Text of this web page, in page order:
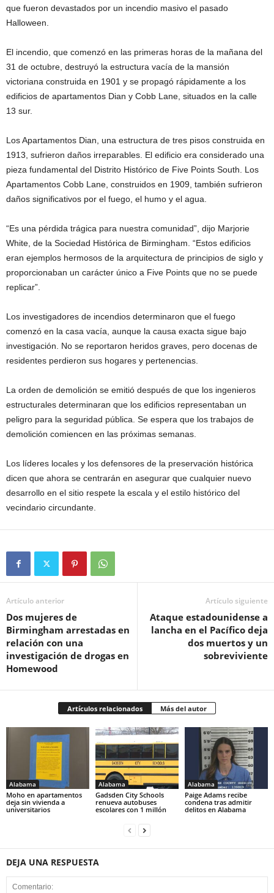
que fueron devastados por un incendio masivo el pasado
Halloween.
El incendio, que comenzó en las primeras horas de la mañana del
31 de octubre, destruyó la estructura vacía de la mansión
victoriana construida en 1901 y se propagó rápidamente a los
edificios de apartamentos Dian y Cobb Lane, situados en la calle
13 sur.
Los Apartamentos Dian, una estructura de tres pisos construida en
1913, sufrieron daños irreparables. El edificio era considerado una
pieza fundamental del Distrito Histórico de Five Points South. Los
Apartamentos Cobb Lane, construidos en 1909, también sufrieron
daños significativos por el fuego, el humo y el agua.
“Es una pérdida trágica para nuestra comunidad”, dijo Marjorie
White, de la Sociedad Histórica de Birmingham. “Estos edificios
eran ejemplos hermosos de la arquitectura de principios de siglo y
proporcionaban un carácter único a Five Points que no se puede
replicar”.
Los investigadores de incendios determinaron que el fuego
comenzó en la casa vacía, aunque la causa exacta sigue bajo
investigación. No se reportaron heridos graves, pero docenas de
residentes perdieron sus hogares y pertenencias.
La orden de demolición se emitió después de que los ingenieros
estructurales determinaran que los edificios representaban un
peligro para la seguridad pública. Se espera que los trabajos de
demolición comiencen en las próximas semanas.
Los líderes locales y los defensores de la preservación histórica
dicen que ahora se centrarán en asegurar que cualquier nuevo
desarrollo en el sitio respete la escala y el estilo histórico del
vecindario circundante.
Artículo anterior
Dos mujeres de
Birmingham arrestadas en
relación con una
investigación de drogas en
Homewood
Artículo siguiente
Ataque estadounidense a
lancha en el Pacífico deja
dos muertos y un
sobreviviente
Artículos relacionados Más del autor
Alabama
Moho en apartamentos
deja sin vivienda a
universitarios
Alabama
Gadsden City Schools
renueva autobuses
escolares con 1 millón
Alabama
Paige Adams recibe
condena tras admitir
delitos en Alabama
DEJA UNA RESPUESTA